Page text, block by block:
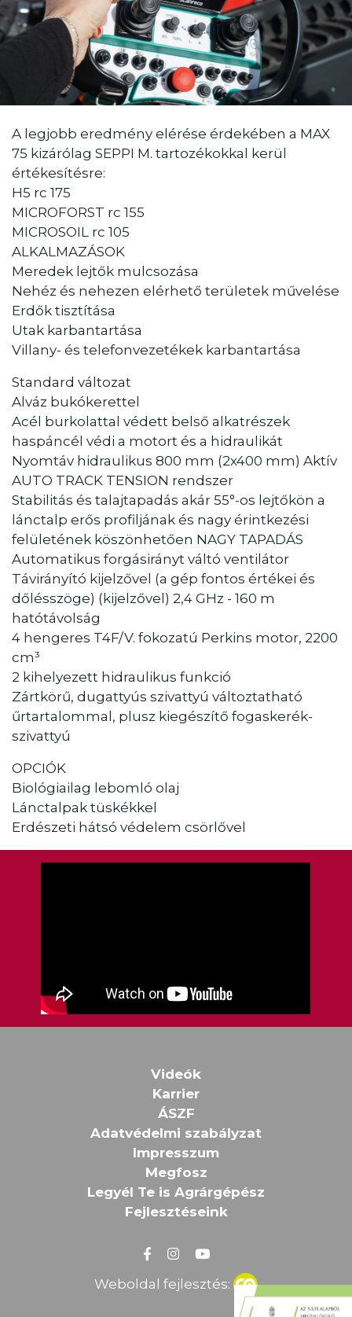
A legjobb eredmény elérése érdekében a MAX
75 kizárólag SEPPI M. tartozékokkal kerül
értékesítésre:
H5 rc 175
MICROFORST rc 155
MICROSOIL rc 105
ALKALMAZÁSOK
Meredek lejtők mulcsozása
Nehéz és nehezen elérhető területek művelése
Erdők tisztítása
Utak karbantartása
Villany- és telefonvezetékek karbantartása
Standard változat
Alváz bukókerettel
Acél burkolattal védett belső alkatrészek
haspáncél védi a motort és a hidraulikát
Nyomtáv hidraulikus 800 mm (2x400 mm) Aktív
AUTO TRACK TENSION rendszer
Stabilitás és talajtapadás akár 55°-os lejtőkön a
lánctalp erős profiljának és nagy érintkezési
felületének köszönhetően NAGY TAPADÁS
Automatikus forgásirányt váltó ventilátor
Távirányító kijelzővel (a gép fontos értékei és
dőlésszöge) (kijelzővel) 2,4 GHz - 160 m
hatótávolság
4 hengeres T4F/V. fokozatú Perkins motor, 2200
cm³
2 kihelyezett hidraulikus funkció
Zártkörű, dugattyús szivattyú változtatható
űrtartalommal, plusz kiegészítő fogaskerék-
szivattyú
OPCIÓK
Biológiailag lebomló olaj
Lánctalpak tüskékkel
Erdészeti hátsó védelem csörlővel
Videók
Karrier
ÁSZF
Adatvédelmi szabályzat
Impresszum
Megfosz
Legyél Te is Agrárgépész
Fejlesztéseink
Weboldal fejlesztés: